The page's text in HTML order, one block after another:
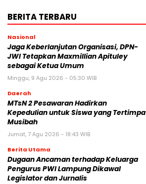
BERITA TERBARU
Nasional
Jaga Keberlanjutan Organisasi, DPN-
JWI Tetapkan Maxmillian Apituley
sebagai Ketua Umum
Minggu, 9 Agu 2026 - 05:30 WIB
Daerah
MTsN 2 Pesawaran Hadirkan
Kepedulian untuk Siswa yang Tertimpa
Musibah
Jumat, 7 Agu 2026 - 18:43 WIB
Berita Utama
Dugaan Ancaman terhadap Keluarga
Pengurus PWI Lampung Dikawal
Legislator dan Jurnalis